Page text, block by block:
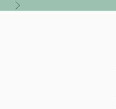
Successivo